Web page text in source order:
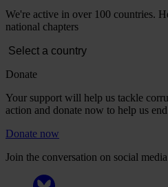
We're active in over 100 countries.
national chapters
Donate
Your support will help us tackle
action and donate now to help us
Donate now
Join the conversation on social media